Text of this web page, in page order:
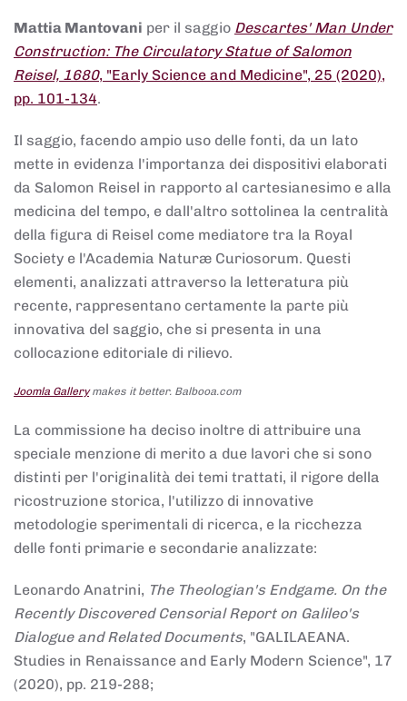
Mattia Mantovani per il saggio Descartes' Man Under
Construction: The Circulatory Statue of Salomon
Reisel, 1680, "Early Science and Medicine", 25 (2020),
pp. 101-134.
Il saggio, facendo ampio uso delle fonti, da un lato
mette in evidenza l'importanza dei dispositivi elaborati
da Salomon Reisel in rapporto al cartesianesimo e alla
medicina del tempo, e dall'altro sottolinea la centralità
della figura di Reisel come mediatore tra la Royal
Society e l'Academia Naturæ Curiosorum. Questi
elementi, analizzati attraverso la letteratura più
recente, rappresentano certamente la parte più
innovativa del saggio, che si presenta in una
collocazione editoriale di rilievo.
Joomla Gallerymakes it better. Balbooa.com
La commissione ha deciso inoltre di attribuire una
speciale menzione di merito a due lavori che si sono
distinti per l'originalità dei temi trattati, il rigore della
ricostruzione storica, l'utilizzo di innovative
metodologie sperimentali di ricerca, e la ricchezza
delle fonti primarie e secondarie analizzate:
Leonardo Anatrini, The Theologian's Endgame. On the
Recently Discovered Censorial Report on Galileo's
Dialogue and Related Documents, "GALILAEANA.
Studies in Renaissance and Early Modern Science", 17
(2020), pp. 219-288;